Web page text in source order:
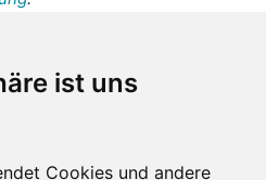
ist uns
Cookies und andere
Daten an den
weitergeleitet
Informationen und
Du in der
.